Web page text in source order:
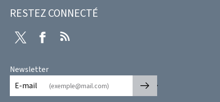
RESTEZ CONNECTÉ
Twitter Facebook
Newsletter
E-mail
🡒